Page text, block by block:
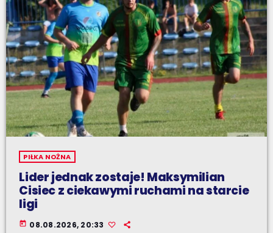
PIŁKA NOŻNA
Lider jednak zostaje! Maksymilian
Cisiec z ciekawymi ruchami na starcie
ligi
today 08.08.2026, 20:33